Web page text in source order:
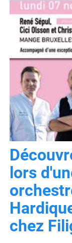
lors
chez